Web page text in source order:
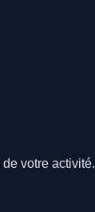
votre activité.